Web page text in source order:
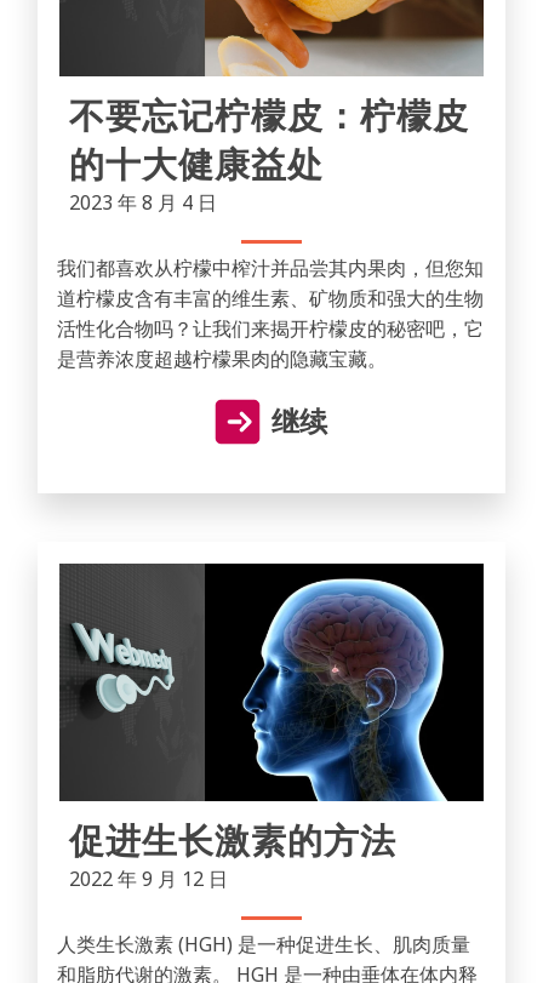
不要忘记柠檬皮：柠檬皮
的十大健康益处
2023 年 8 月 4 日
我们都喜欢从柠檬中榨汁并品尝其内果肉，但您知
道柠檬皮含有丰富的维生素、矿物质和强大的生物
活性化合物吗？让我们来揭开柠檬皮的秘密吧，它
是营养浓度超越柠檬果肉的隐藏宝藏。
继续
促进生长激素的方法
2022 年 9 月 12 日
人类生长激素 (HGH) 是一种促进生长、肌肉质量
和脂肪代谢的激素。 HGH 是一种由垂体在体内释